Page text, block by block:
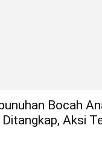
Bocah
Aksi